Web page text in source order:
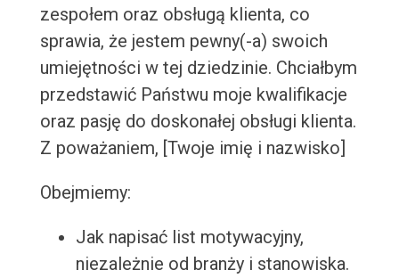
zespołem oraz obsługą klienta, co
sprawia, że jestem pewny(-a) swoich
umiejętności w tej dziedzinie. Chciałbym
przedstawić Państwu moje kwalifikacje
oraz pasję do doskonałej obsługi klienta.
Z poważaniem, [Twoje imię i nazwisko]
Obejmiemy:
Jak napisać list motywacyjny,
niezależnie od branży i stanowiska.